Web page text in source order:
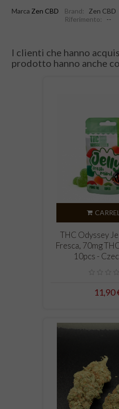
Marca Zen CBD Brand:
Zen CBD
Riferimento:
--
I clienti che hanno
prodotto hanno anche
THC Odyssey
Fresca, 70mg
10pcs -
11,90